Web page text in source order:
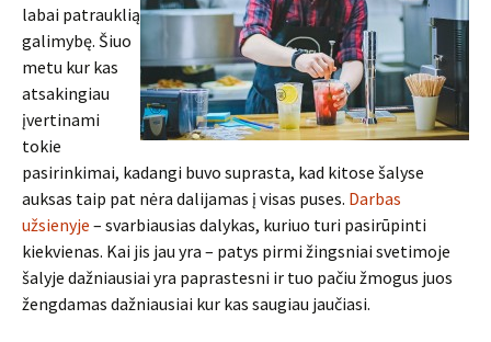
labai patrauklią
galimybę. Šiuo
metu kur kas
atsakingiau
įvertinami
tokie
pasirinkimai, kadangi buvo suprasta, kad kitose šalyse
auksas taip pat nėra dalijamas į visas puses. Darbas
užsienyje – svarbiausias dalykas, kuriuo turi pasirūpinti
kiekvienas. Kai jis jau yra – patys pirmi žingsniai svetimoje
šalyje dažniausiai yra paprastesni ir tuo pačiu žmogus juos
žengdamas dažniausiai kur kas saugiau jaučiasi.